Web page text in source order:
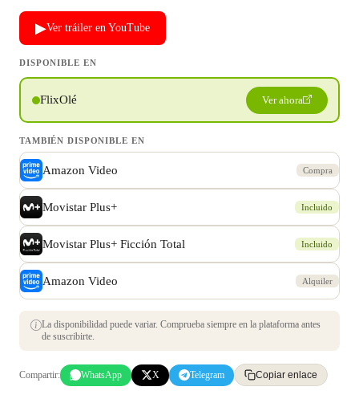
▶Ver tráiler en YouTube
DISPONIBLE EN
FlixOlé Ver ahora
TAMBIÉN DISPONIBLE EN
Amazon Video Compra
Movistar Plus+ Incluido
Movistar Plus+ Ficción Total Incluido
Amazon Video Alquiler
La disponibilidad puede variar. Comprueba siempre en la plataforma antes
de suscribirte.
Compartir: WhatsApp X Telegram Copiar enlace